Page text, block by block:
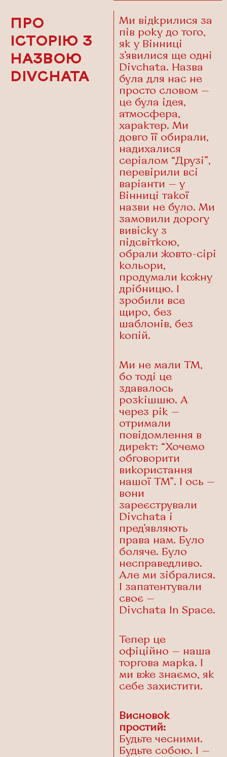
ПРО
ІСТОРІЮ З
НАЗВОЮ
DIVCHATA
Ми відкрилися за
пів року до того,
як у Вінниці
з’явилися ще одні
Divchata. Назва
була для нас не
просто словом —
це була ідея,
атмосфера,
характер. Ми
довго її обирали,
надихалися
серіалом “Друзі”,
перевірили всі
варіанти — у
Вінниці такої
назви не було. Ми
замовили дорогу
вивіску з
підсвіткою,
обрали жовто-сірі
кольори,
продумали кожну
дрібницю. І
зробили все
щиро, без
шаблонів, без
копій.
Ми не мали ТМ,
бо тоді це
здавалось
розкішшю. А
через рік —
отримали
повідомлення в
директ: “Хочемо
обговорити
використання
нашої ТМ”. І ось —
вони
зареєстрували
Divchata і
пред’являють
права нам. Було
боляче. Було
несправедливо.
Але ми зібралися.
І запатентували
своє —
Divchata In Space.
Тепер це
офіційно — наша
торгова марка. І
ми вже знаємо, як
себе захистити.
Висновок
простий:
Будьте чесними.
Будьте собою. І —